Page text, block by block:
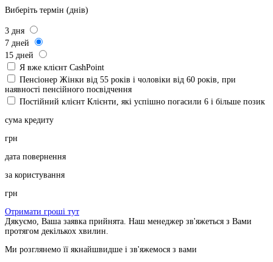
Виберіть термін (днів)
3 дня
7 дней
15 дней
Я вже клієнт CashPoint
Пенсіонер Жінки від 55 років і чоловіки від 60 років, при
наявності пенсійного посвідчення
Постійний клієнт Клієнти, які успішно погасили 6 і більше позик
сума кредиту
грн
дата повернення
за користування
грн
Отримати гроші тут
Дякуємо, Ваша заявка прийнята. Наш менеджер зв'яжеться з Вами
протягом декількох хвилин.
Ми розглянемо її якнайшвидше і зв'яжемося з вами